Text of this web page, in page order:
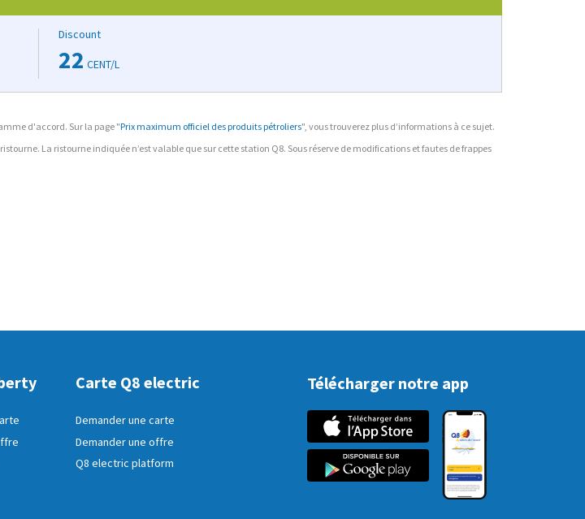
Discount
22 CENT/L
d'accord. Sur la page "Prix maximum officiel des produits pétroliers", vous trouverez plus d’informations à ce sujet.
La ristourne indiquée n’est valable que sur cette station Q8. Sous réserve de modifications et fautes de frappes
Carte Q8 electric
Demander une carte
Demander une offre
Q8 electric platform
Télécharger notre app